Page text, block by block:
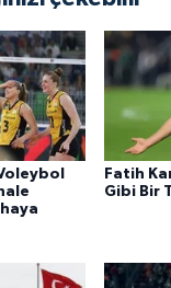
Fatih
Gibi Bir